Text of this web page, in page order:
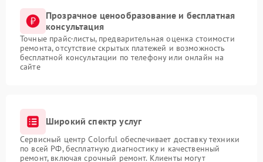
Прозрачное ценообразование и бесплатная
консультация
Точные прайс-листы, предварительная оценка стоимости
ремонта, отсутствие скрытых платежей и возможность
бесплатной консультации по телефону или онлайн на
сайте
Широкий спектр услуг
Сервисный центр Colorful обеспечивает доставку техники
по всей РФ, бесплатную диагностику и качественный
ремонт, включая срочный ремонт. Клиенты могут